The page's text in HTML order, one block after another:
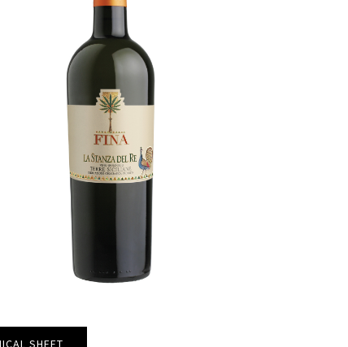
SHEET